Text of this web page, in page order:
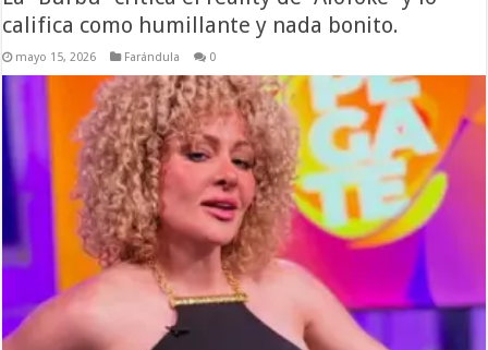
califica como humillante y nada bonito.
mayo 15, 2026 Farándula 0